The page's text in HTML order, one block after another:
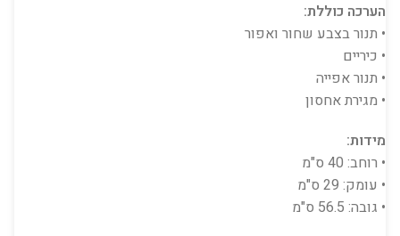
הערכה כוללת:
• תנור בצבע שחור ואפור
• כיריים
• תנור אפייה
• מגירת אחסון
מידות:
• רוחב: 40 ס"מ
• עומק: 29 ס"מ
• גובה: 56.5 ס"מ